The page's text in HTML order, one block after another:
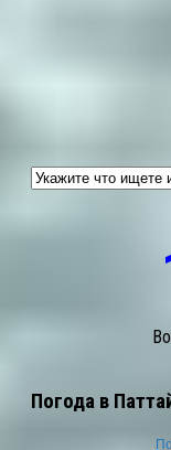
Погода в